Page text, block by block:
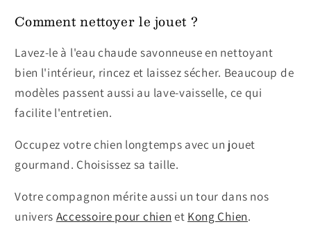
Comment nettoyer le jouet ?
Lavez-le à l'eau chaude savonneuse en nettoyant
bien l'intérieur, rincez et laissez sécher. Beaucoup de
modèles passent aussi au lave-vaisselle, ce qui
facilite l'entretien.
Occupez votre chien longtemps avec un jouet
gourmand. Choisissez sa taille.
Votre compagnon mérite aussi un tour dans nos
univers Accessoire pour chien et Kong Chien.